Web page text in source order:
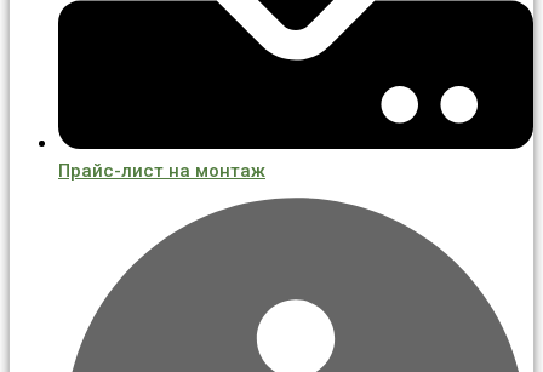
Прайс-лист на монтаж